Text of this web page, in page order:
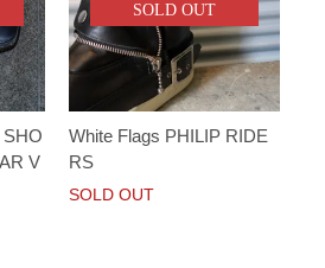
SHO
V
SOLD OUT
White Flags PHILIP RIDE
RS
SOLD OUT